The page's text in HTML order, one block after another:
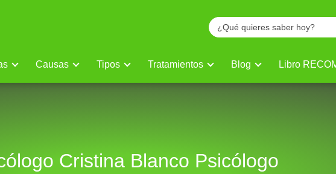
Causas Tipos Tratamientos Blog Libro
Cristina Blanco Psicólogo